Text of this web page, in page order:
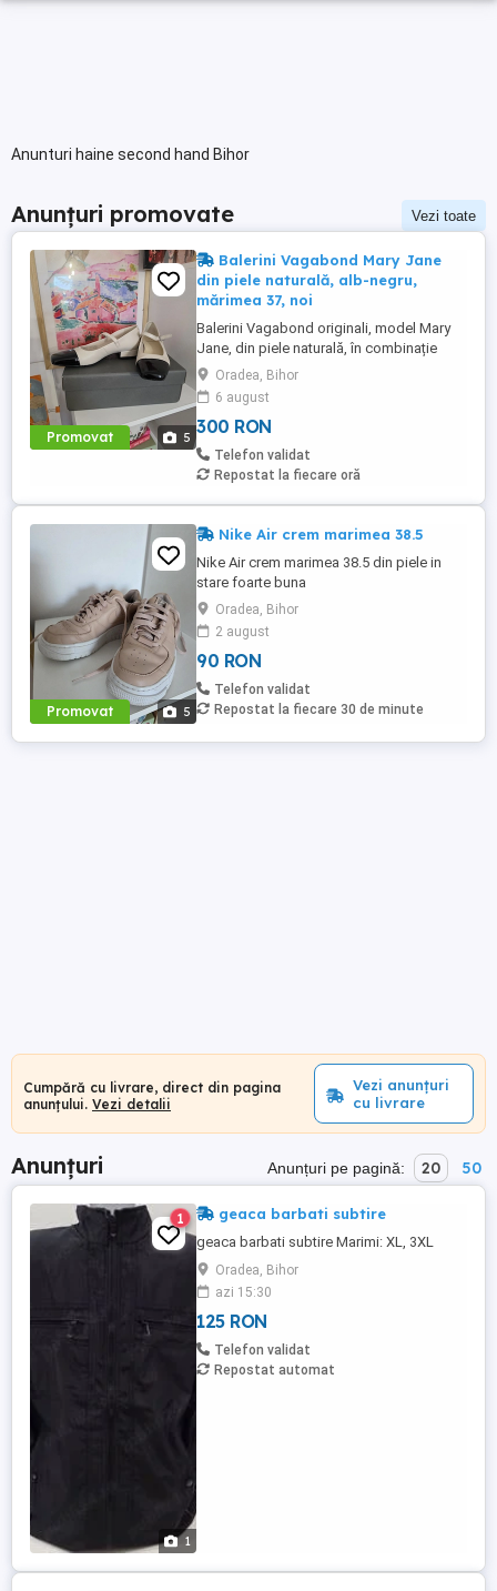
Anunturi haine second hand Bihor
Anunțuri promovate Vezi toate
Promovat 5
Balerini Vagabond Mary Jane
din piele naturală, alb-negru,
mărimea 37, noi
Balerini Vagabond originali, model Mary
Jane, din piele naturală, în combinație
elegantă de alb și negru, mărimea 37, noi,
nepurtați. Un model clasic reinterpretat
într-un stil modern, perfect pentru ținute
casual, office sau elegante. Realizați din
piele naturală de calitate, oferă confort și
un aspect ...
Oradea, Bihor
6 august
300 RON
Telefon validat
Repostat la fiecare oră
Promovat 5
Nike Air crem marimea 38.5
Nike Air crem marimea 38.5 din piele in
stare foarte buna
Oradea, Bihor
2 august
90 RON
Telefon validat
Repostat la fiecare 30 de minute
Cumpără cu livrare, direct din pagina
anunțului. Vezi detalii
Vezi anunțuri
cu livrare
Anunțuri Anunțuri pe pagină: 20 50
1
1 geaca barbati subtire
geaca barbati subtire Marimi: XL, 3XL
Oradea, Bihor
azi 15:30
125 RON
Telefon validat
Repostat automat